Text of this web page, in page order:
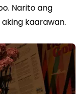
Narito ang
kaarawan.